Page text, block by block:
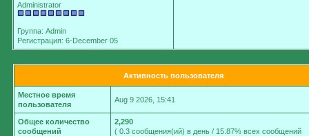
Administrator
Группа: Admin
Регистрация: 6-December 05
Активность пользователя
Местное время
пользователя
Aug 9 2026, 15:41
Общее количество
сообщений
2,290
( 0.3 сообщения(ий) в день / 15.87% всех сообщений